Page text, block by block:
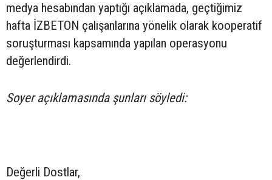
medya hesabından yaptığı açıklamada, geçtiğimiz
hafta İZBETON çalışanlarına yönelik olarak kooperatif
soruşturması kapsamında yapılan operasyonu
değerlendirdi.
Soyer açıklamasında şunları söyledi:
Değerli Dostlar,